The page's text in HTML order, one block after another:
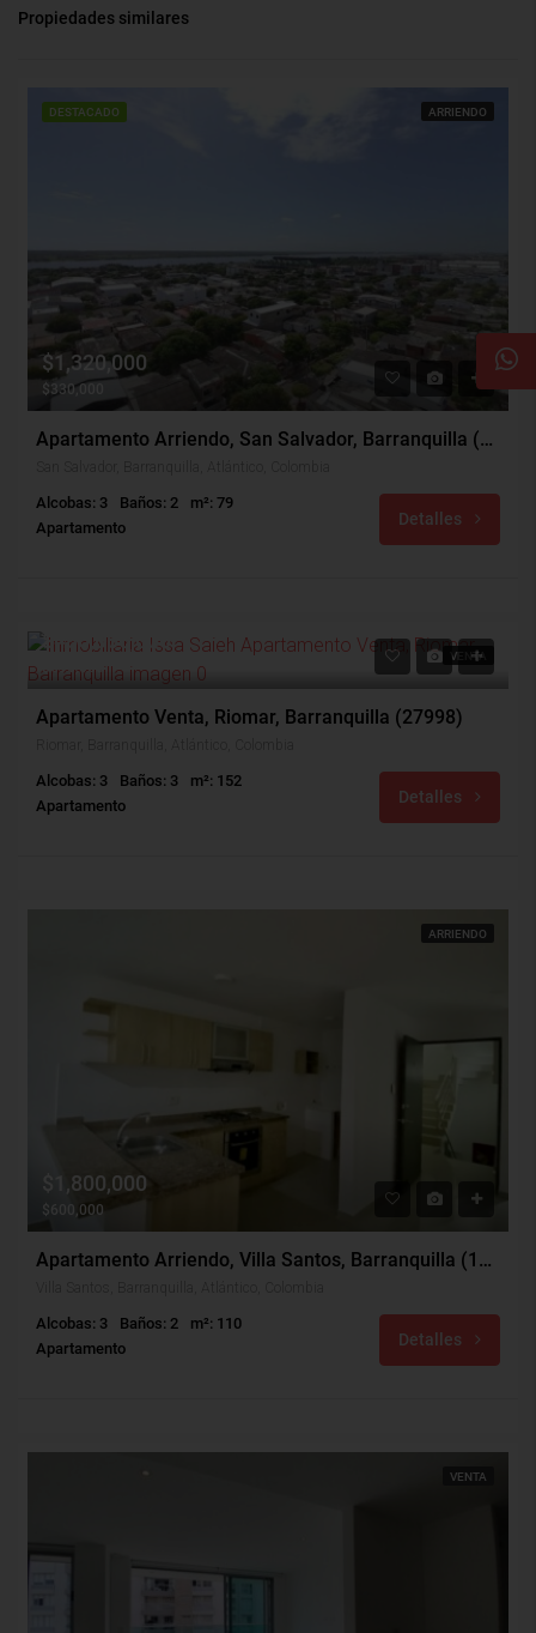
Propiedades similares
DESTACADO ARRIENDO
$1,320,000
$330,000
Apartamento Arriendo, San Salvador, Barranquilla (29600)
Alcobas: 3 Baños: 2
m²: 79
Apartamento
Detalles
VENTA
$480,000,000
$596,000
Apartamento Venta, Riomar, Barranquilla (27998)
Alcobas: 3 Baños: 3
m²: 152
Apartamento
Detalles
ARRIENDO
$1,800,000
$600,000
Apartamento Arriendo, Villa Santos, Barranquilla (130)
Alcobas: 3 Baños: 2
m²: 110
Apartamento
Detalles
VENTA